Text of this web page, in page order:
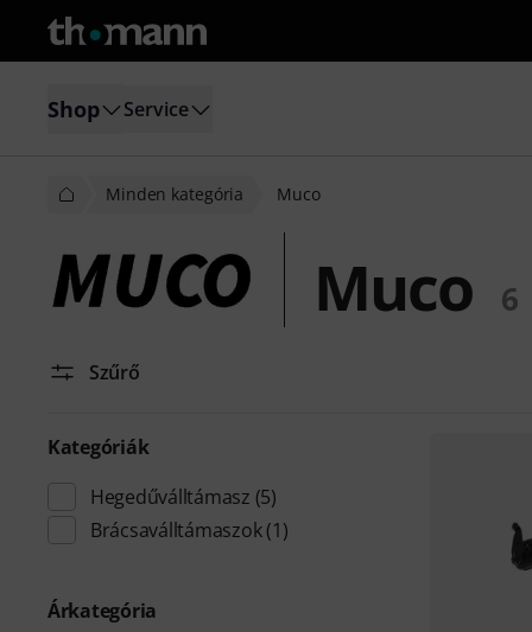
Shop Service
Minden kategória Muco
Muco 6
Szűrő
Kategóriák
Hegedűválltámasz (5)
Brácsaválltámaszok(1)
Árkategória